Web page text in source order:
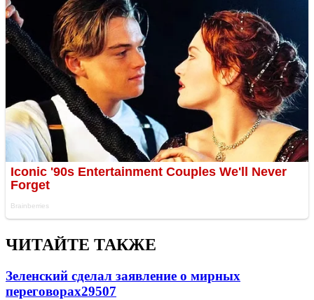
ЧИТАЙТЕ ТАКЖЕ
Зеленский сделал заявление о мирных
переговорах29507